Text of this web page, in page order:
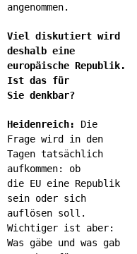
angenommen.
Viel diskutiert wird
deshalb eine
europäische Republik.
Ist das für
Sie denkbar?
Heidenreich: Die
Frage wird in den
Tagen tatsächlich
aufkommen: ob
die EU eine Republik
sein oder sich
auflösen soll.
Wichtiger ist aber:
Was gäbe und was gab